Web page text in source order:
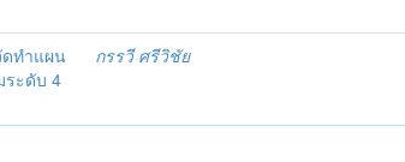
ทำแผน
ระดับ 4
กรรวี ศรีวิชัย